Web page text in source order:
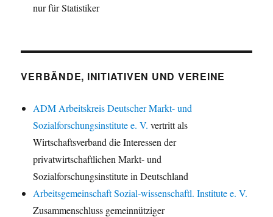
nur für Statistiker
VERBÄNDE, INITIATIVEN UND VEREINE
ADM Arbeitskreis Deutscher Markt- und
Sozialforschungsinstitute e. V. vertritt als
Wirtschaftsverband die Interessen der
privatwirtschaftlichen Markt- und
Sozialforschungsinstitute in Deutschland
Arbeitsgemeinschaft Sozial-wissenschaftl. Institute e. V.
Zusammenschluss gemeinnütziger